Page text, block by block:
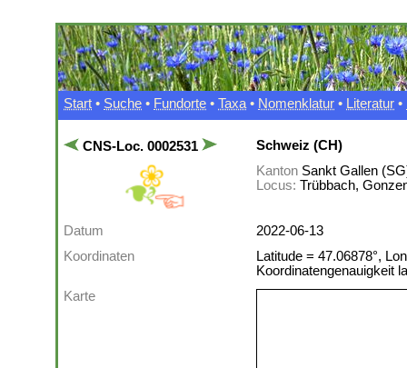
Start • Suche • Fundorte • Taxa • Nomenklatur • Literatur •
CNS-Loc. 0002531
Schweiz (CH)
Kanton Sankt Gallen
Locus: Trübbach,
Datum
2022-06-13
Koordinaten
Latitude = 47.06878°,
Koordinatengenauigkeit
Karte